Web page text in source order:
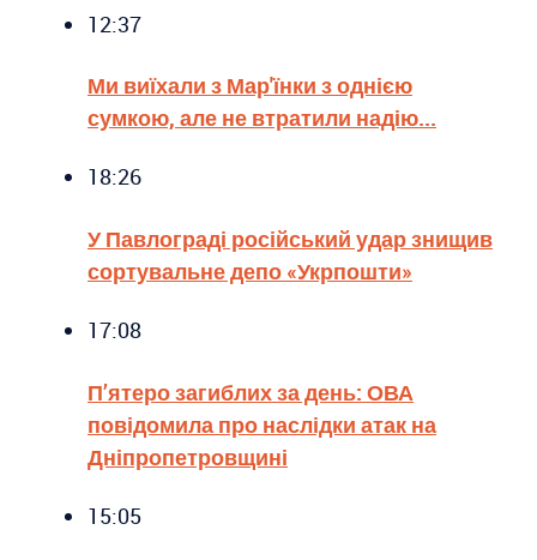
12:37
Ми виїхали з Мар'їнки з однією
сумкою, але не втратили надію...
18:26
У Павлограді російський удар знищив
сортувальне депо «Укрпошти»
17:08
П’ятеро загиблих за день: ОВА
повідомила про наслідки атак на
Дніпропетровщині
15:05